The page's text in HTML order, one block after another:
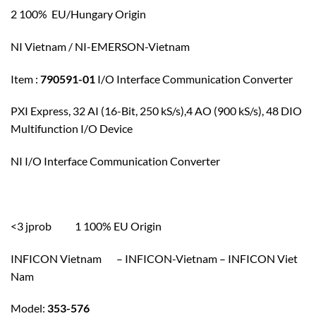
2 100% EU/Hungary Origin
NI Vietnam / NI-EMERSON-Vietnam
Item : 790591-01 I/O Interface Communication Converter
PXI Express, 32 AI (16-Bit, 250 kS/s),4 AO (900 kS/s), 48 DIO
Multifunction I/O Device
NI I/O Interface Communication Converter
<3 jprob 1 100% EU Origin
INFICON Vietnam – INFICON-Vietnam – INFICON Viet
Nam
Model: 353-576